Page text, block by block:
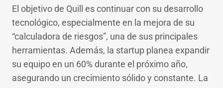
El objetivo de Quill es continuar con su desarrollo
tecnológico, especialmente en la mejora de su
“calculadora de riesgos”, una de sus principales
herramientas. Además, la startup planea expandir
su equipo en un 60% durante el próximo año,
asegurando un crecimiento sólido y constante. La